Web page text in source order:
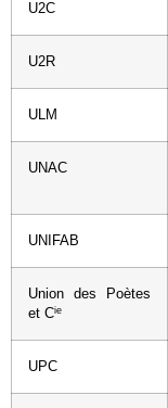
U2C
U2R
ULM
UNAC
UNIFAB
Union des Poètes
et Cie
UPC